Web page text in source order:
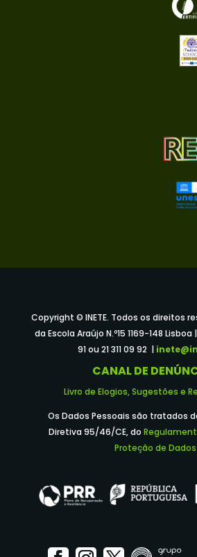
Copyright © INETE. Todos os direitos
da Escola Araújo N.º15 1169-148 Lisboa
91 ou 21 311 09 92 |
CANAL DE
Livro de Elogios, Sugestões e
Os Dados Pessoais são tratados
Diretiva 95/46/CE, do
Proteção de Dados